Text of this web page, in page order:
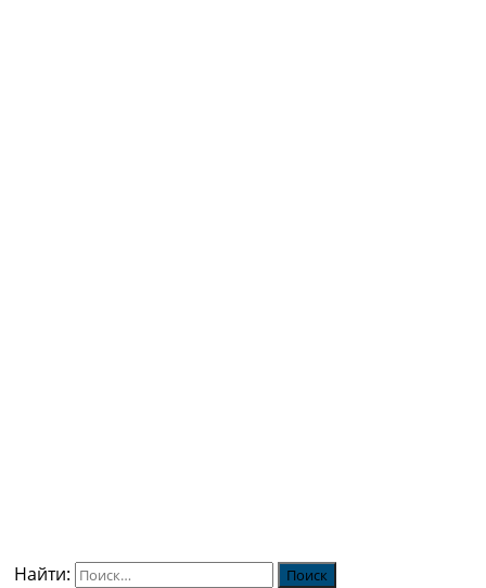
Найти: